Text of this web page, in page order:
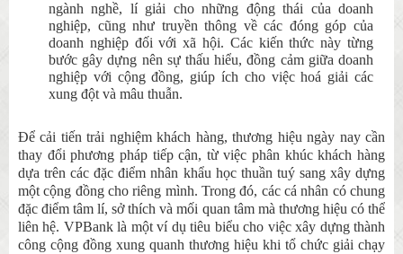
ngành nghề, lí giải cho những động thái của doanh
nghiệp, cũng như truyền thông về các đóng góp của
doanh nghiệp đối với xã hội. Các kiến thức này từng
bước gây dựng nên sự thấu hiểu, đồng cảm giữa doanh
nghiệp với cộng đồng, giúp ích cho việc hoá giải các
xung đột và mâu thuẫn.
Để cải tiến trải nghiệm khách hàng, thương hiệu ngày nay cần
thay đổi phương pháp tiếp cận, từ việc phân khúc khách hàng
dựa trên các đặc điểm nhân khẩu học thuần tuý sang xây dựng
một cộng đồng cho riêng mình. Trong đó, các cá nhân có chung
đặc điểm tâm lí, sở thích và mối quan tâm mà thương hiệu có thể
liên hệ. VPBank là một ví dụ tiêu biểu cho việc xây dựng thành
công cộng đồng xung quanh thương hiệu khi tổ chức giải chạy